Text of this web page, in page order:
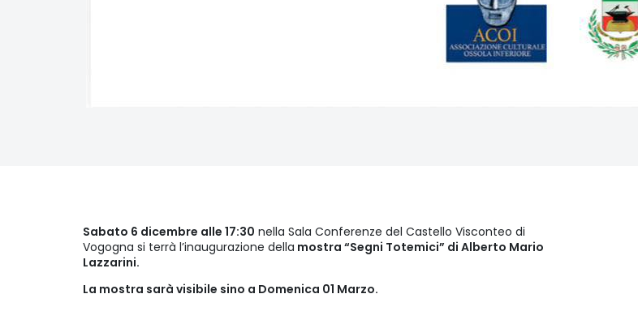
Sabato 6 dicembre alle 17:30 nella Sala Conferenze del Castello Visconteo di
Vogogna si terrà l’inaugurazione della mostra “Segni Totemici” di Alberto Mario
Lazzarini.
La mostra sarà visibile sino a Domenica 01 Marzo.